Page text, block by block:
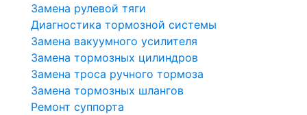
Замена рулевой тяги
Диагностика тормозной системы
Замена вакуумного усилителя
Замена тормозных цилиндров
Замена троса ручного тормоза
Замена тормозных шлангов
Ремонт суппорта